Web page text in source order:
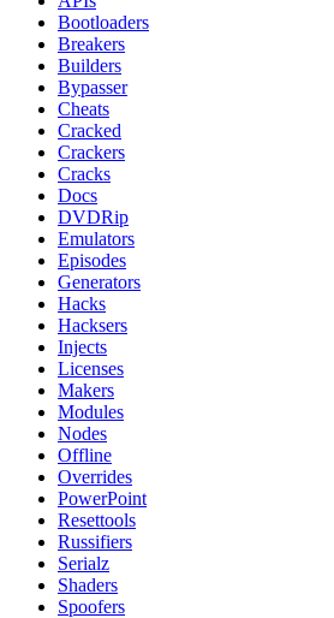
Bootloaders
Breakers
Builders
Bypasser
Cheats
Cracked
Crackers
Cracks
Docs
DVDRip
Emulators
Episodes
Generators
Hacks
Hacksers
Injects
Licenses
Makers
Modules
Nodes
Offline
Overrides
PowerPoint
Resettools
Russifiers
Serialz
Shaders
Spoofers